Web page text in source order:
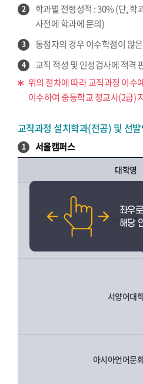
2
학과별 전형성적 : 30% (단, 학
사전에 학과에 문의)
3 동점자의 경우 이수학점이 많
4
교직 적성 및 인성검사에 적격
위의 절차에 따라 교직과정 이수
이수하여 중등학교 정교사(2급)
교직과정 설치학과(전공) 및 선
1 서울캠퍼스
대학명
영어대학
서양어대
아시아언어문